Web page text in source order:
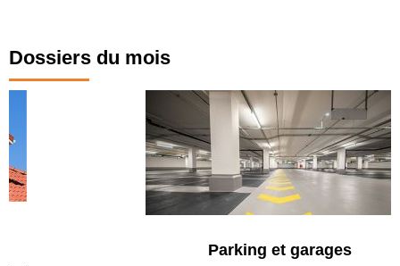
Dossiers du mois
Parking et garages